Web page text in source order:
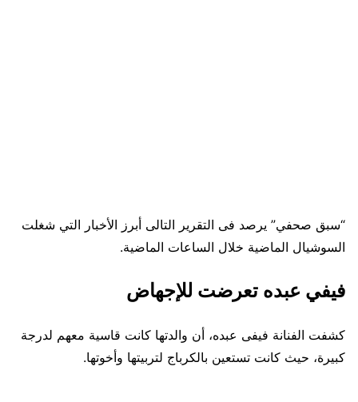
“سبق صحفي” يرصد فى التقرير التالى أبرز الأخبار التي شغلت
السوشيال الماضية خلال الساعات الماضية.
فيفي عبده تعرضت للإجهاض
كشفت الفنانة فيفى عبده، أن والدتها كانت قاسية معهم لدرجة
كبيرة، حيث كانت تستعين بالكرباج لتربيتها وأخوتها.